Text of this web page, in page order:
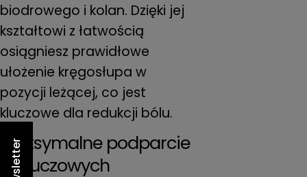
biodrowego i kolan. Dzięki jej
kształtowi z łatwością
osiągniesz prawidłowe
ułożenie kręgosłupa w
pozycji leżącej, co jest
kluczowe dla redukcji bólu.
Maksymalne podparcie
w kluczowych